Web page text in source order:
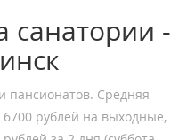
санатории -
пансионатов. Средняя
рублей на выходные,